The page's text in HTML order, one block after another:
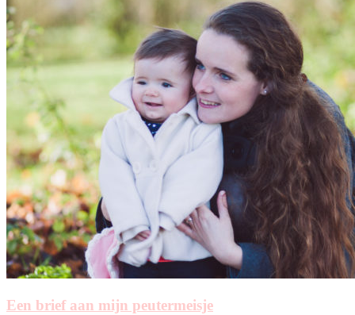
Een brief aan mijn peutermeisje